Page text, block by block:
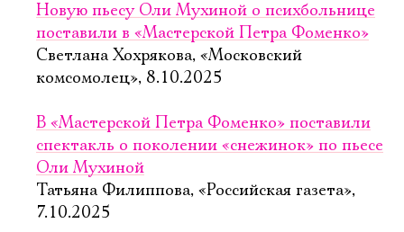
Новую пьесу Оли Мухиной о психбольнице
поставили в «Мастерской Петра Фоменко»
Светлана Хохрякова, «Московский
комсомолец», 8.10.2025
В «Мастерской Петра Фоменко» поставили
спектакль о поколении «снежинок» по пьесе
Оли Мухиной
Татьяна Филиппова, «Российская газета»,
7.10.2025